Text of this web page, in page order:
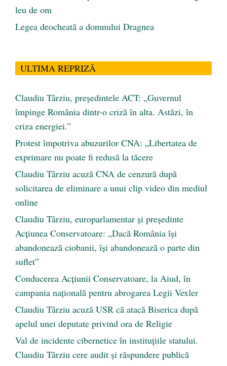
leu de om
Legea deocheată a domnului Dragnea
ULTIMA REPRIZĂ
Claudiu Târziu, președintele ACT: „Guvernul
împinge România dintr-o criză în alta. Astăzi, în
criza energiei.”
Protest împotriva abuzurilor CNA: „Libertatea de
exprimare nu poate fi redusă la tăcere
Claudiu Târziu acuză CNA de cenzură după
solicitarea de eliminare a unui clip video din mediul
online
Claudiu Târziu, europarlamentar și președinte
Acțiunea Conservatoare: „Dacă România își
abandonează ciobanii, își abandonează o parte din
suflet”
Conducerea Acțiunii Conservatoare, la Aiud, în
campania națională pentru abrogarea Legii Vexler
Claudiu Târziu acuză USR că atacă Biserica după
apelul unei deputate privind ora de Religie
Val de incidente cibernetice în instituțiile statului.
Claudiu Târziu cere audit și răspundere publică